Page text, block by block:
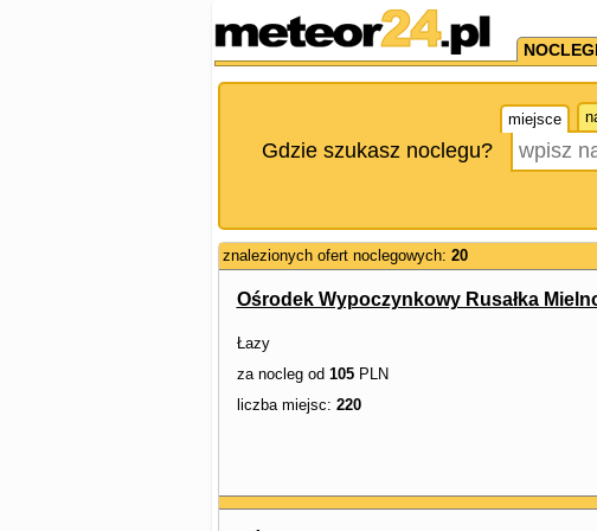
NOCLEGI
miejsce
Gdzie szukasz noclegu?
znalezionych ofert noclegowych: 20
Ośrodek Wypoczynkowy Rusałka
Łazy
za nocleg od 105PLN
liczba miejsc: 220